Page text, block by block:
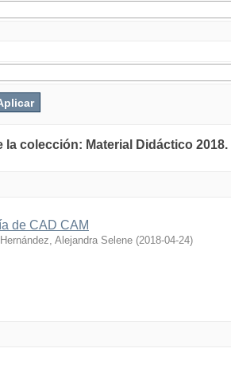
colección: Material Didáctico 2018.
de CAD CAM
Alejandra Selene (2018-04-24)